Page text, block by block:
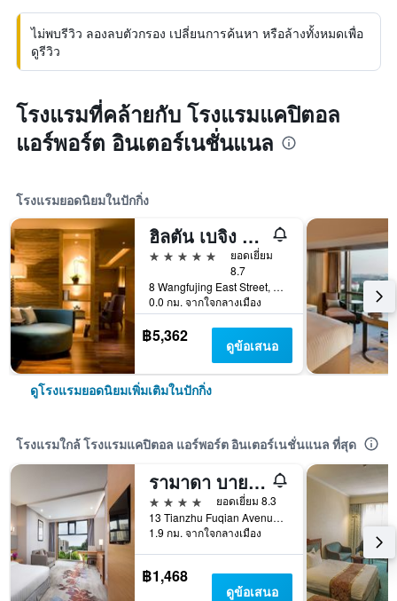
ไม่พบรีวิว ลองลบตัวกรอง เปลี่ยนการค้นหา หรือล้างทั้งหมดเพื่อ
ดูรีวิว
โรงแรมที่คล้ายกับ โรงแรมแคปิตอล
แอร์พอร์ต อินเตอร์เนชั่นแนล
โรงแรมยอดนิยมในปักกิ่ง
ฮิลตัน เบจิง หวังฟู่จิง
5 ดาว
ยอดเยี่ยม
8.7
8 Wangfujing East Street, Dongcheng, ปักกิ่ง, จีน
0.0 กม. จากใจกลางเมือง
฿5,362 ดูข้อเสนอ
ดูโรงแรมยอดนิยมเพิ่มเติมในปักกิ่ง
โรงแรมใกล้ โรงแรมแคปิตอล แอร์พอร์ต อินเตอร์เนชั่นแนล ที่สุด
รามาดา บายวินด์แฮม สนามบินปักกิ่ง
4 ดาว
ยอดเยี่ยม 8.3
13 Tianzhu Fuqian Avenue, Shunyi District, ปักกิ่ง, จีน
1.9 กม. จากใจกลางเมือง
฿1,468
ดูข้อเสนอ